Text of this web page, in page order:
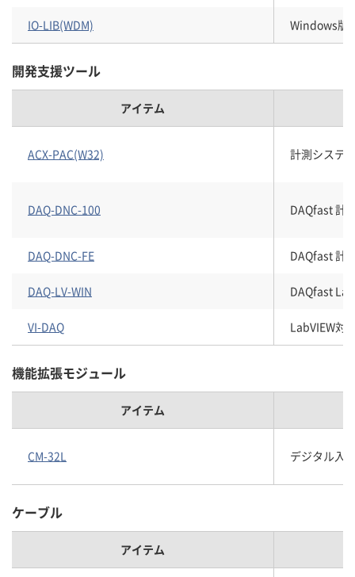
IO-LIB(WDM) Windows版
開発支援ツール
アイテム
ACX-PAC(W32) 計測システ
DAQ-DNC-100 DAQfast 計
DAQ-DNC-FE DAQfast 計
DAQ-LV-WIN DAQfast
VI-DAQ LabVIEW対
機能拡張モジュール
アイテム
CM-32L デジタル入
ケーブル
アイテム